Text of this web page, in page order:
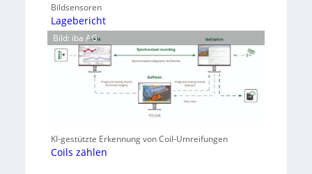
Bildsensoren
Lagebericht
Bild: iba AG
KI-gestützte Erkennung von Coil-Umreifungen
Coils zählen